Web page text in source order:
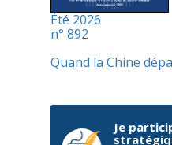
Été 2026
n° 892
Quand la Chine
Je